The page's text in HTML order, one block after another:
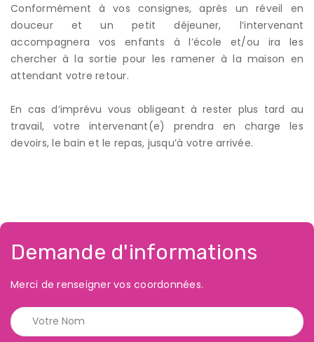
Conformément à vos consignes, après un réveil en
douceur et un petit déjeuner, l’intervenant
accompagnera vos enfants à l’école et/ou ira les
chercher à la sortie pour les ramener à la maison en
attendant votre retour.
En cas d’imprévu vous obligeant à rester plus tard au
travail, votre intervenant(e) prendra en charge les
devoirs, le bain et le repas, jusqu’à votre arrivée.
Demande d'informations
Merci de renseigner vos coordonnées.